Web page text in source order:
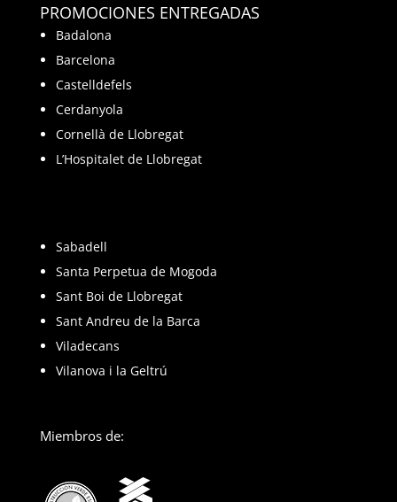
PROMOCIONES ENTREGADAS
Badalona
Barcelona
Castelldefels
Cerdanyola
Cornellà de Llobregat
L’Hospitalet de Llobregat
Sabadell
Santa Perpetua de Mogoda
Sant Boi de Llobregat
Sant Andreu de la Barca
Viladecans
Vilanova i la Geltrú
Miembros de: